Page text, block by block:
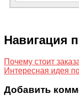
Навигация
Почему стоит
Интересная идея
Добавить